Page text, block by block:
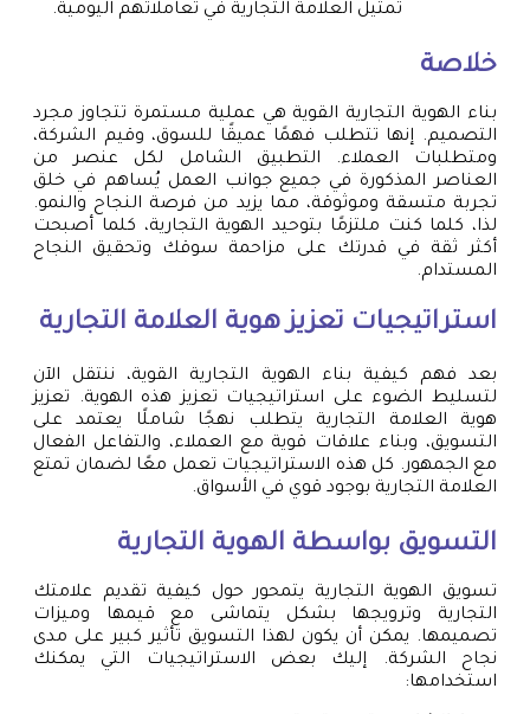
تمثيل العلامة التجارية في تعاملاتهم اليومية.
خلاصة
بناء الهوية التجارية القوية هي عملية مستمرة تتجاوز مجرد
التصميم. إنها تتطلب فهمًا عميقًا للسوق، وقيم الشركة،
ومتطلبات العملاء. التطبيق الشامل لكل عنصر من
العناصر المذكورة في جميع جوانب العمل يُساهم في خلق
تجربة متسقة وموثوقة، مما يزيد من فرصة النجاح والنمو.
لذا، كلما كنت ملتزمًا بتوحيد الهوية التجارية، كلما أصبحت
أكثر ثقة في قدرتك على مزاحمة سوقك وتحقيق النجاح
المستدام.
استراتيجيات تعزيز هوية العلامة التجارية
بعد فهم كيفية بناء الهوية التجارية القوية، ننتقل الآن
لتسليط الضوء على استراتيجيات تعزيز هذه الهوية. تعزيز
هوية العلامة التجارية يتطلب نهجًا شاملًا يعتمد على
التسويق، وبناء علاقات قوية مع العملاء، والتفاعل الفعال
مع الجمهور. كل هذه الاستراتيجيات تعمل معًا لضمان تمتع
العلامة التجارية بوجود قوي في الأسواق.
التسويق بواسطة الهوية التجارية
تسويق الهوية التجارية يتمحور حول كيفية تقديم علامتك
التجارية وترويجها بشكل يتماشى مع قيمها وميزات
تصميمها. يمكن أن يكون لهذا التسويق تأثير كبير على مدى
نجاح الشركة. إليك بعض الاستراتيجيات التي يمكنك
استخدامها: